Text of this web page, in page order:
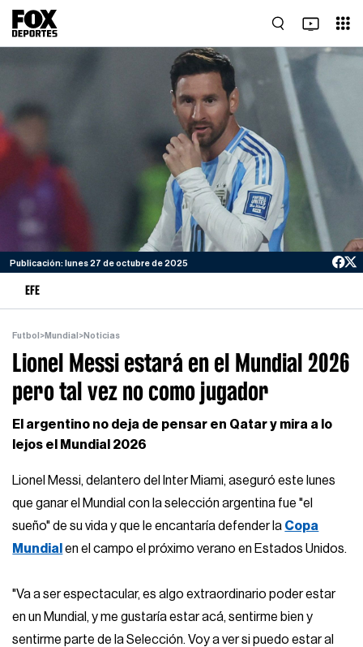
Publicación: lunes 27 de octubre de 2025
EFE
Futbol >Mundial >Noticias
Lionel Messi estará en el Mundial 2026
pero tal vez no como jugador
El argentino no deja de pensar en Qatar y mira a lo
lejos el Mundial 2026
Lionel Messi, delantero del Inter Miami, aseguró este lunes
que ganar el Mundial con la selección argentina fue "el
sueño" de su vida y que le encantaría defender la Copa
Mundial en el campo el próximo verano en Estados Unidos.
"Va a ser espectacular, es algo extraordinario poder estar
en un Mundial, y me gustaría estar acá, sentirme bien y
sentirme parte de la Selección. Voy a ver si puedo estar al